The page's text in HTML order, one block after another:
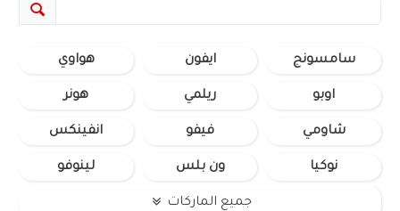
سامسونج ايفون هواوي
اوبو ريلمي هونر
شاومي فيفو انفينكس
نوكيا ون بلس لينوفو
جميع الماركات